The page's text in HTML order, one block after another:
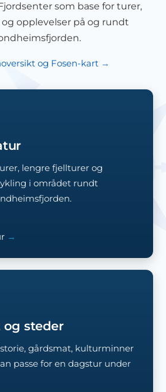
som base for turer,
opplevelser på og rundt
og Fosen-kart
lengre fjellturer og
i området rundt
og steder
gårdsmat, kulturminner
passe for en dagstur under